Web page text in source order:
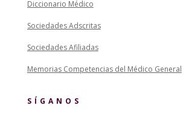
Diccionario Médico
Sociedades Adscritas
Sociedades Afiliadas
Memorias Competencias del Médico General
SÍGANOS